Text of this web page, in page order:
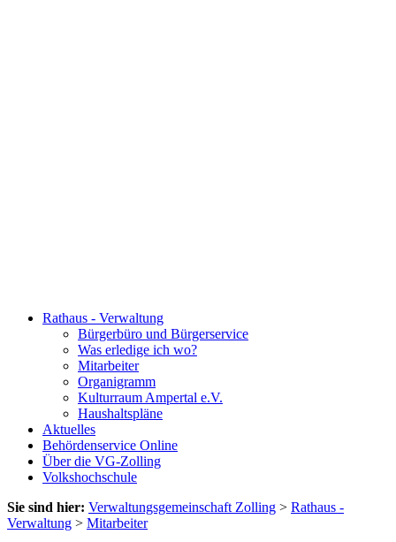
Rathaus - Verwaltung
Bürgerbüro und Bürgerservice
Was erledige ich wo?
Mitarbeiter
Organigramm
Kulturraum Ampertal e.V.
Haushaltspläne
Aktuelles
Behördenservice Online
Über die VG-Zolling
Volkshochschule
Sie sind hier: Verwaltungsgemeinschaft Zolling > Rathaus -
Verwaltung > Mitarbeiter